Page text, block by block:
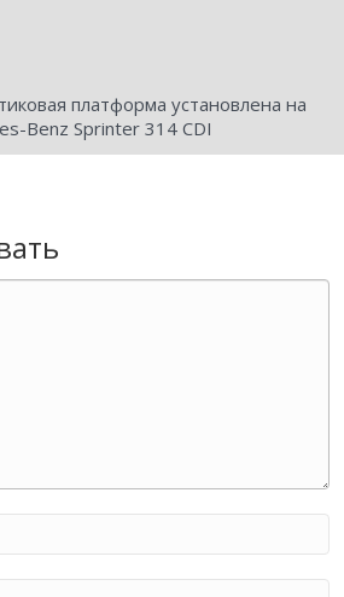
платформа установлена на
Benz Sprinter 314 CDI